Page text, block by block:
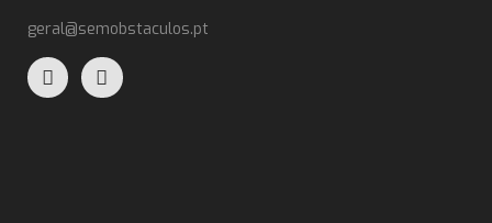
geral@semobstaculos.pt